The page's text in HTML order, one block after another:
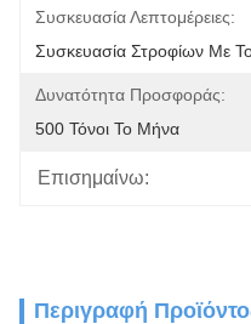
Συσκευασία Λεπτομέρειες:
Συσκευασία Στροφίων Με
Δυνατότητα Προσφοράς:
500 Τόνοι Το Μήνα
Επισημαίνω:
Περιγραφή